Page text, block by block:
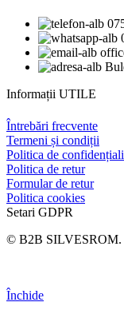
Informații UTILE
Întrebări frecvente
Termeni și condiții
Politica de
Politica de retur
Formular de retur
Politica cookies
Setari GDPR
© B2B SILVESROM.
Închide